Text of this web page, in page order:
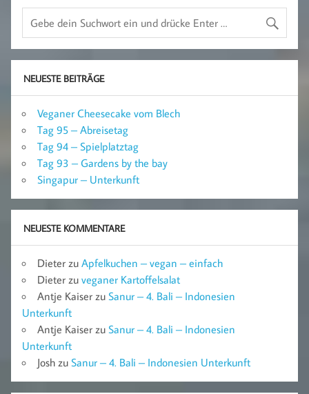
NEUESTE BEITRÄGE
Veganer Cheesecake vom Blech
Tag 95 – Abreisetag
Tag 94 – Spielplatztag
Tag 93 – Gardens by the bay
Singapur – Unterkunft
NEUESTE KOMMENTARE
Dieter zu Apfelkuchen – vegan – einfach
Dieter zu veganer Kartoffelsalat
Antje Kaiser zu Sanur – 4. Bali – Indonesien
Unterkunft
Antje Kaiser zu Sanur – 4. Bali – Indonesien
Unterkunft
Josh zu Sanur – 4. Bali – Indonesien Unterkunft